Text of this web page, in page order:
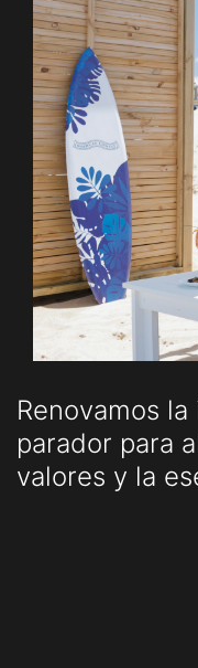
Renovamos
parador para
valores y la